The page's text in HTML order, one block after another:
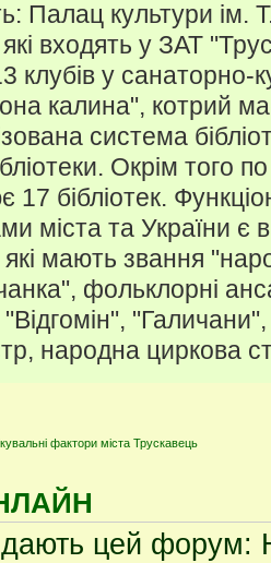
Палац культури ім.
входять у ЗАТ
клубів у санаторно-
калина", котрий
система
Окрім того
17 бібліотек.
міста та України є
які мають звання
фольклорні
народна циркова
фактори міста Трускавець
цей форум: